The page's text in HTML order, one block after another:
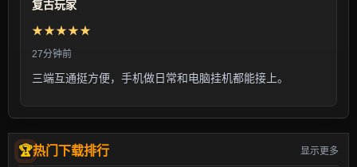
复古玩家
★★★★★
27分钟前
三端互通挺方便，手机做日常和电脑挂机都能接上。
热门下载排行 显示更多